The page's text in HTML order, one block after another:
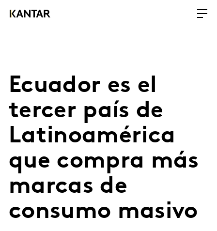
Ecuador es el
tercer país de
Latinoamérica
que compra más
marcas de
consumo masivo